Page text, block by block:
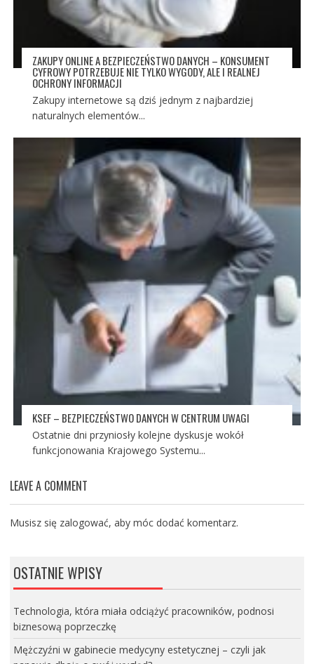
ZAKUPY ONLINE A BEZPIECZEŃSTWO DANYCH – KONSUMENT
CYFROWY POTRZEBUJE NIE TYLKO WYGODY, ALE I REALNEJ
OCHRONY INFORMACJI
Zakupy internetowe są dziś jednym z najbardziej
naturalnych elementów...
KSEF – BEZPIECZEŃSTWO DANYCH W CENTRUM UWAGI
Ostatnie dni przyniosły kolejne dyskusje wokół
funkcjonowania Krajowego Systemu...
LEAVE A COMMENT
Musisz się zalogować, aby móc dodać komentarz.
OSTATNIE WPISY
Technologia, która miała odciążyć pracowników, podnosi
biznesową poprzeczkę
Mężczyźni w gabinecie medycyny estetycznej – czyli jak